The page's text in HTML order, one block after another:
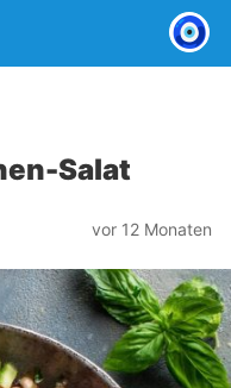
Salat
vor 12 Monaten